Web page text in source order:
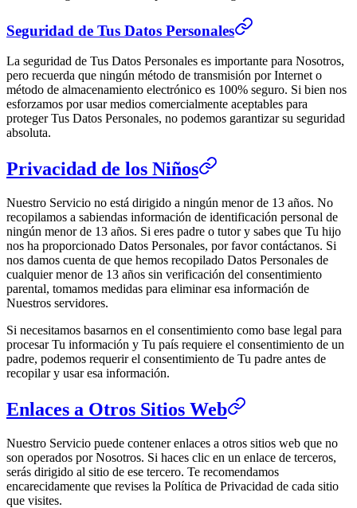
Seguridad de Tus Datos Personales
La seguridad de Tus Datos Personales es importante para Nosotros,
pero recuerda que ningún método de transmisión por Internet o
método de almacenamiento electrónico es 100% seguro. Si bien nos
esforzamos por usar medios comercialmente aceptables para
proteger Tus Datos Personales, no podemos garantizar su seguridad
absoluta.
Privacidad de los Niños
Nuestro Servicio no está dirigido a ningún menor de 13 años. No
recopilamos a sabiendas información de identificación personal de
ningún menor de 13 años. Si eres padre o tutor y sabes que Tu hijo
nos ha proporcionado Datos Personales, por favor contáctanos. Si
nos damos cuenta de que hemos recopilado Datos Personales de
cualquier menor de 13 años sin verificación del consentimiento
parental, tomamos medidas para eliminar esa información de
Nuestros servidores.
Si necesitamos basarnos en el consentimiento como base legal para
procesar Tu información y Tu país requiere el consentimiento de un
padre, podemos requerir el consentimiento de Tu padre antes de
recopilar y usar esa información.
Enlaces a Otros Sitios Web
Nuestro Servicio puede contener enlaces a otros sitios web que no
son operados por Nosotros. Si haces clic en un enlace de terceros,
serás dirigido al sitio de ese tercero. Te recomendamos
encarecidamente que revises la Política de Privacidad de cada sitio
que visites.